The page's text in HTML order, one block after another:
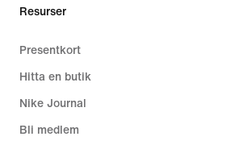
Resurser
Presentkort
Hitta en butik
Nike Journal
Bli medlem